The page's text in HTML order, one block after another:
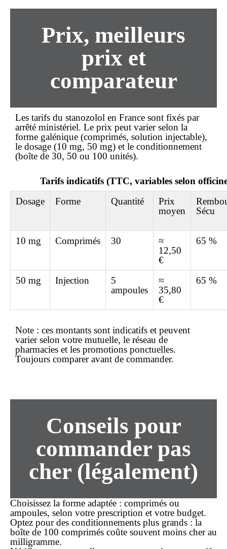
Prix, meilleurs
prix et
comparateur
Les tarifs du stanozolol en France sont fixés par
arrêté ministériel. Le prix peut varier selon la
forme galénique (comprimés, solution injectable),
le dosage (10 mg, 50 mg) et le conditionnement
(boîte de 30, 50 ou 100 unités).
Tarifs indicatifs (TTC, variables selon
Dosage
Forme Quantité
Prix
moyen
Sécu
10 mg Comprimés 30
≈
12,50
€
65 %
50 mg Injection
5
ampoules
≈
35,80
€
65 %
Note : ces montants sont indicatifs et peuvent
varier selon votre mutuelle, le réseau de
pharmacies et les promotions ponctuelles.
Toujours comparer avant de commander.
Conseils pour
commander pas
cher (légalement)
Choisissez la forme adaptée : comprimés ou
ampoules, selon votre prescription et votre budget.
Optez pour des conditionnements plus grands : la
boîte de 100 comprimés coûte souvent moins cher au
milligramme.